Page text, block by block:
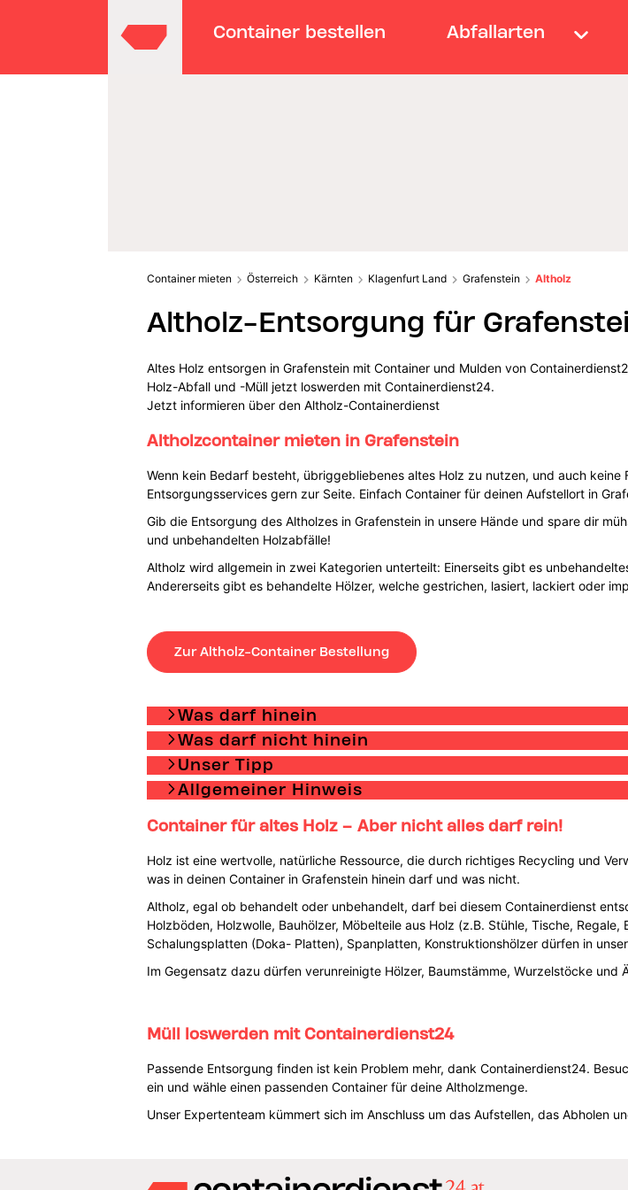
Container bestellen Abfallarten
Container mieten Österreich Kärnten Klagenfurt Land Grafenstein Altholz
Altholz-Entsorgung für
Altes Holz entsorgen in Grafenstein mit Container und Mulden von
Holz-Abfall und -Müll jetzt loswerden mit Containerdienst24.
Jetzt informieren über den Altholz-Containerdienst
Altholzcontainer mieten in Grafenstein
Wenn kein Bedarf besteht, übriggebliebenes altes Holz zu nutzen, und auch
Entsorgungsservices gern zur Seite. Einfach Container für deinen Aufstellort in
Gib die Entsorgung des Altholzes in Grafenstein in unsere Hände und spare dir
und unbehandelten Holzabfälle!
Altholz wird allgemein in zwei Kategorien unterteilt: Einerseits gibt es
Andererseits gibt es behandelte Hölzer, welche gestrichen, lasiert, lackiert oder
Zur Altholz-Container Bestellung
Was darf hinein
Was darf nicht hinein
Unser Tipp
Allgemeiner Hinweis
Container für altes Holz – Aber nicht alles darf rein!
Holz ist eine wertvolle, natürliche Ressource, die durch richtiges Recycling und
was in deinen Container in Grafenstein hinein darf und was nicht.
Altholz, egal ob behandelt oder unbehandelt, darf bei diesem Containerdienst
Holzböden, Holzwolle, Bauhölzer, Möbelteile aus Holz (z.B. Stühle, Tische,
Schalungsplatten (Doka- Platten), Spanplatten, Konstruktionshölzer dürfen in
Im Gegensatz dazu dürfen verunreinigte Hölzer, Baumstämme, Wurzelstöcke
Müll loswerden mit Containerdienst24
Passende Entsorgung finden ist kein Problem mehr, dank Containerdienst24.
ein und wähle einen passenden Container für deine Altholzmenge.
Unser Expertenteam kümmert sich im Anschluss um das Aufstellen, das Abholen